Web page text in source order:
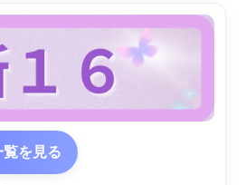
を見る